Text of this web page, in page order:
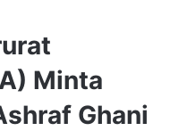
Minta
Ghani